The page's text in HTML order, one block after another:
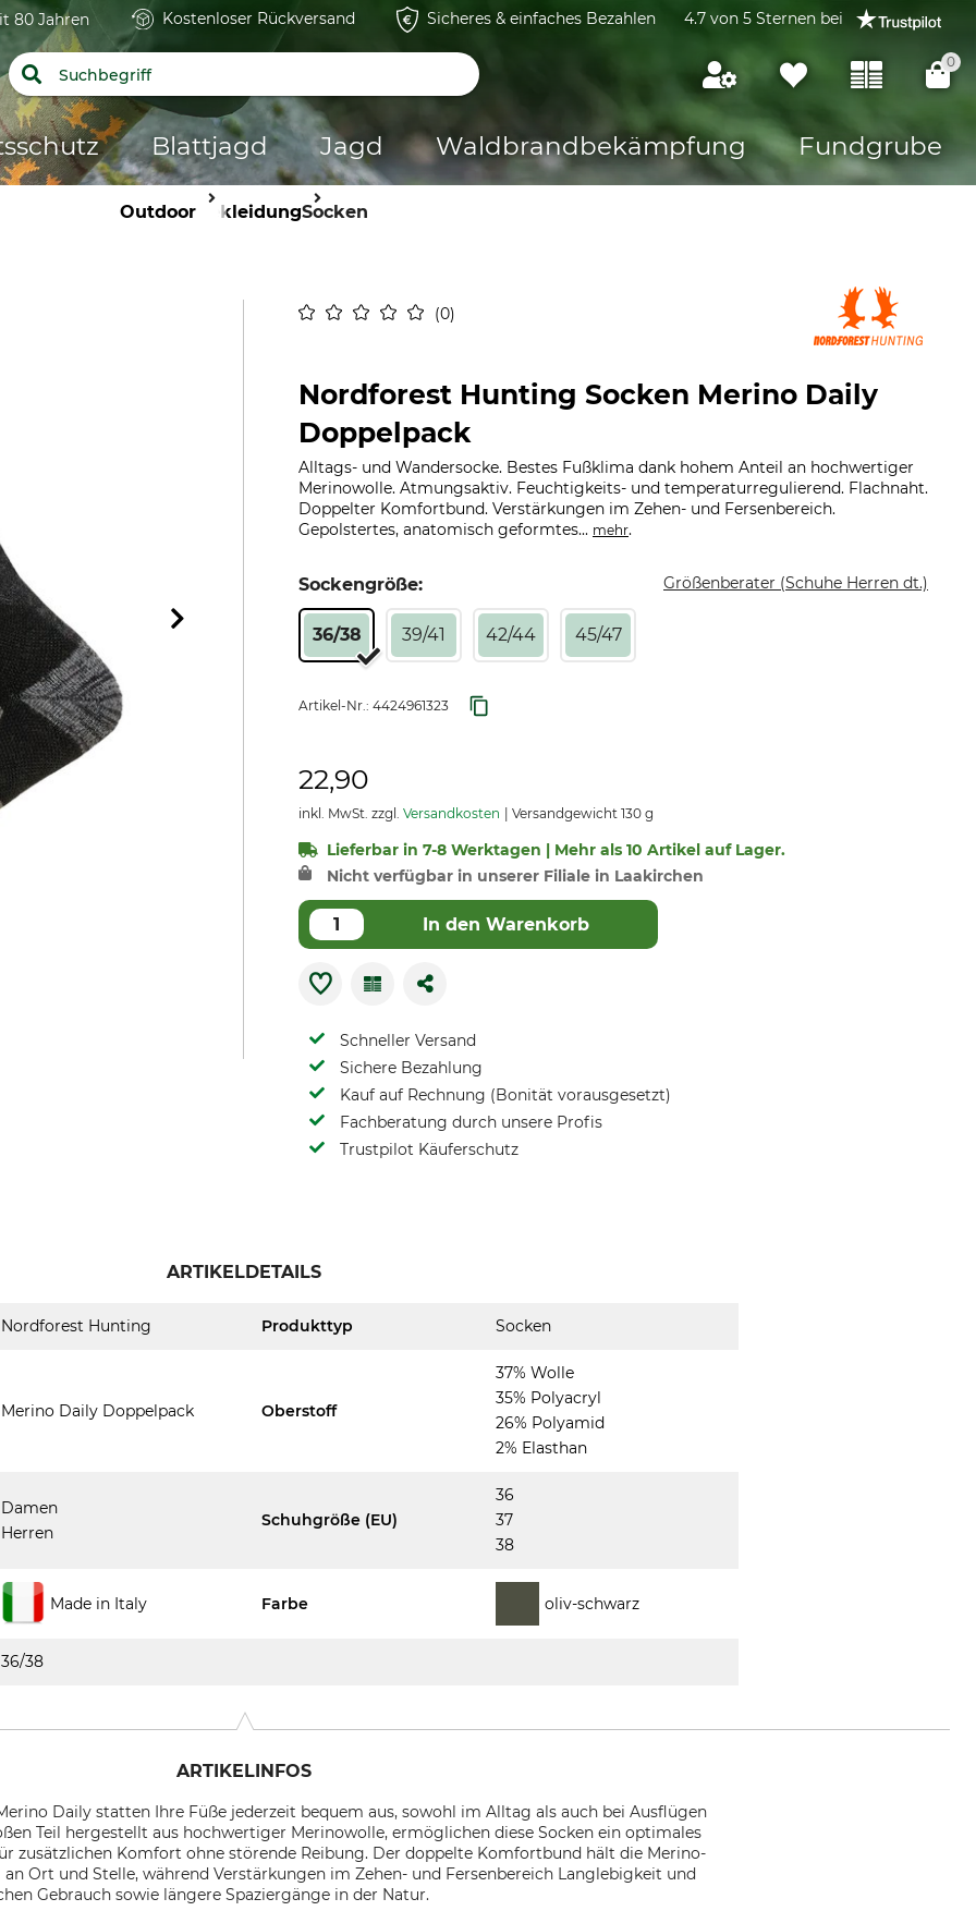
80 Jahren Kostenloser Rückversand Sicheres & einfaches Bezahlen 4.7 von 5 Sternen bei
0
Blattjagd Jagd Waldbrandbekämpfung Fundgrube
Outdoor BekleidungSocken
0
Nordforest Hunting Socken Merino Daily
Doppelpack
Alltags- und Wandersocke. Bestes Fußklima dank hohem Anteil an hochwertiger
Merinowolle. Atmungsaktiv. Feuchtigkeits- und temperaturregulierend. Flachnaht.
Doppelter Komfortbund. Verstärkungen im Zehen- und Fersenbereich.
Gepolstertes, anatomisch geformtes... mehr.
Sockengröße: Größenberater (Schuhe Herren dt.)
36/38 39/41 42/44 45/47
Artikel-Nr.: 4424961323
22,90
inkl. MwSt. zzgl. Versandkosten Versandgewicht 130 g
Lieferbar in 7-8 Werktagen | Mehr als 10 Artikel auf Lager.
Nicht verfügbar in unserer Filiale in Laakirchen
In den Warenkorb
Schneller Versand
Sichere Bezahlung
Kauf auf Rechnung (Bonität vorausgesetzt)
Fachberatung durch unsere Profis
Trustpilot Käuferschutz
ARTIKELDETAILS
Nordforest Hunting Produkttyp Socken
Merino Daily Doppelpack Oberstoff
37% Wolle
35% Polyacryl
26% Polyamid
2% Elasthan
Damen
Herren
Schuhgröße (EU)
36
37
38
Made in Italy Farbe oliv-schwarz
36/38
ARTIKELINFOS
Daily statten Ihre Füße jederzeit bequem aus, sowohl im Alltag als auch bei Ausflügen
Teil hergestellt aus hochwertiger Merinowolle, ermöglichen diese Socken ein optimales
zusätzlichen Komfort ohne störende Reibung. Der doppelte Komfortbund hält die Merino-
Ort und Stelle, während Verstärkungen im Zehen- und Fersenbereich Langlebigkeit und
Gebrauch sowie längere Spaziergänge in der Natur.